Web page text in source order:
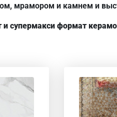
мрамором и камнем и
супермакси формат